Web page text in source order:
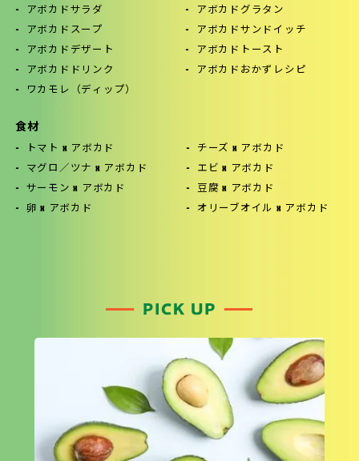
アボカドサラダ
アボカドスープ
アボカドデザート
アボカドドリンク
ワカモレ（ディップ）
アボカドグラタン
アボカドサンドイッチ
アボカドトースト
アボカドおかずレシピ
食材
トマト x アボカド チーズ x アボカド
マグロ／ツナ x アボカド エビ x アボカド
サーモン x アボカド 豆腐 x アボカド
卵 x アボカド オリーブオイル x アボカド